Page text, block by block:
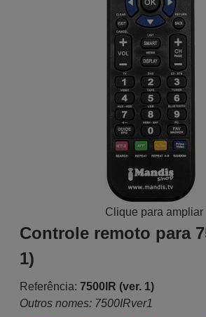
Clique para ampliar
Controle remoto para
1)
Referência: 7500IR (ver. 1)
Outros nomes: 7500IRver1